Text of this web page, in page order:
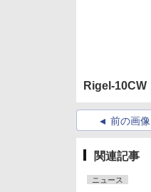
Rigel-10CW
前の画像
関連記事
ニュース